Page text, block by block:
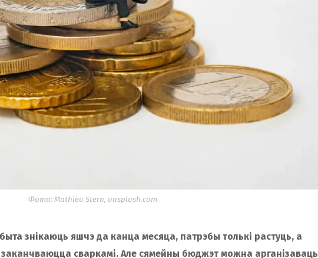
Фота: Mathieu Stern, unsplash.com
знікаюць яшчэ да канца месяца, патрэбы толькі растуць, а
сваркамі. Але сямейны бюджэт можна арганізаваць